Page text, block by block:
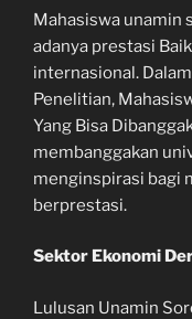
Mahasiswa unamin
adanya prestasi
internasional.
Penelitian,
Yang Bisa
membanggakan
menginspirasi bagi
berprestasi.
Sektor Ekonomi
Lulusan Unamin